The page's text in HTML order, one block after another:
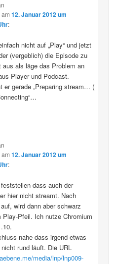
am12. Januar 2012 um
:
nicht auf „Play“ und jetzt
(vergeblich) die Episode zu
aus als läge das Problem an
Player und Podcast.
er gerade „Preparing stream… (
am12. Januar 2012 um
:
dass auch der
hier nicht streamt. Nach
wird dann aber schwarz
Play-Pfeil. Ich nutze Chromium
nahe dass irgend etwas
rund läuft. Die URL
media/lnp/lnp009-